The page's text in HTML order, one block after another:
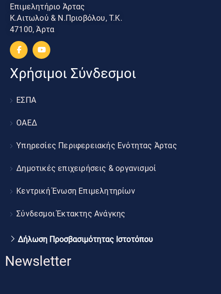
Επιμελητήριο Άρτας
Κ.Αιτωλού & Ν.Πριοβόλου, Τ.Κ.
47100, Άρτα
Χρήσιμοι Σύνδεσμοι
ΕΣΠΑ
ΟΑΕΔ
Υπηρεσίες Περιφερειακής Ενότητας Άρτας
Δημοτικές επιχειρήσεις & οργανισμοί
Κεντρική Ένωση Επιμελητηρίων
Σύνδεσμοι Έκτακτης Ανάγκης
Δήλωση Προσβασιμότητας Ιστοτόπου
Newsletter